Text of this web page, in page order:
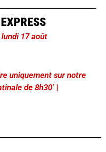
17 août
uniquement sur notre
de 8h30’|